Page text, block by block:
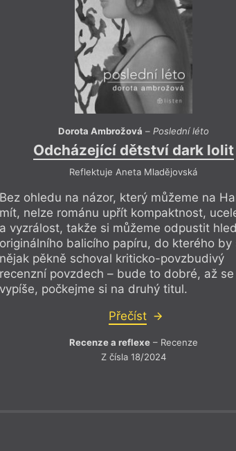
Dorota Ambrožová – Poslední léto
Odcházející dětství dark lolit
Reflektuje Aneta Mladějovská
Bez ohledu na názor, který můžeme na
mít, nelze románu upřít kompaktnost,
a vyzrálost, takže si můžeme odpustit
originálního balicího papíru, do kterého by
nějak pěkně schoval kriticko-povzbudivý
recenzní povzdech – bude to dobré, až
vypíše, počkejme si na druhý titul.
Přečíst
Recenze a reflexe– Recenze
Z čísla 18/2024